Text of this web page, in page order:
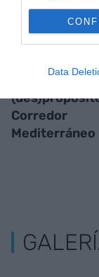
Data
Seis meses de
Corredor
Mediterráneo